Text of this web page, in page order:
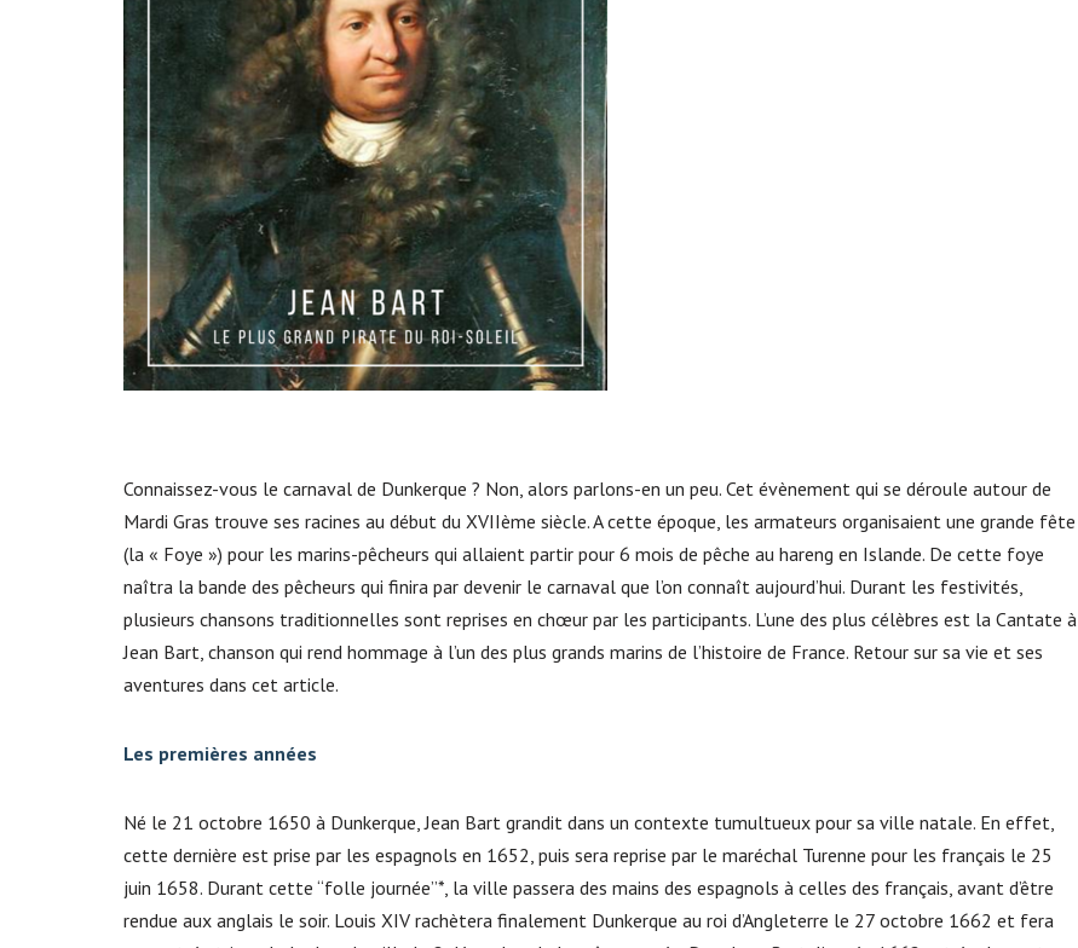
Connaissez-vous le carnaval de Dunkerque ? Non, alors parlons-en un peu. Cet évènement qui se déroule autour de
Mardi Gras trouve ses racines au début du XVIIème siècle. A cette époque, les armateurs organisaient une grande fête
(la « Foye ») pour les marins-pêcheurs qui allaient partir pour 6 mois de pêche au hareng en Islande. De cette foye
naîtra la bande des pêcheurs qui finira par devenir le carnaval que l’on connaît aujourd’hui. Durant les festivités,
plusieurs chansons traditionnelles sont reprises en chœur par les participants. L’une des plus célèbres est la Cantate à
Jean Bart, chanson qui rend hommage à l’un des plus grands marins de l’histoire de France. Retour sur sa vie et ses
aventures dans cet article.
Les premières années
Né le 21 octobre 1650 à Dunkerque, Jean Bart grandit dans un contexte tumultueux pour sa ville natale. En effet,
cette dernière est prise par les espagnols en 1652, puis sera reprise par le maréchal Turenne pour les français le 25
juin 1658. Durant cette “folle journée”*, la ville passera des mains des espagnols à celles des français, avant d’être
rendue aux anglais le soir. Louis XIV rachètera finalement Dunkerque au roi d’Angleterre le 27 octobre 1662 et fera